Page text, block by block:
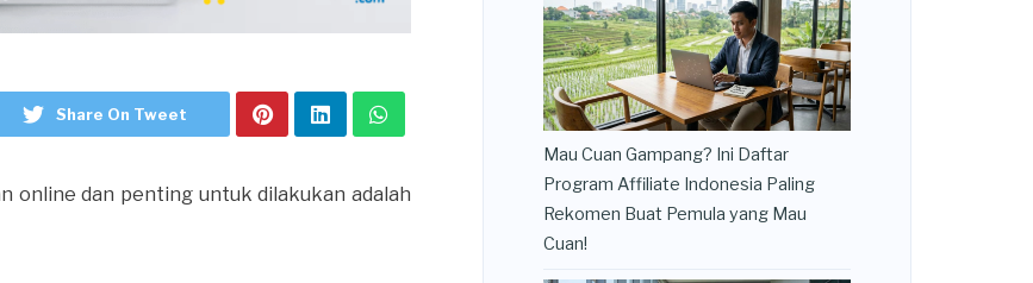
Share On Tweet
online dan penting untuk dilakukan adalah
Mau Cuan Gampang? Ini Daftar
Program Affiliate Indonesia Paling
Rekomen Buat Pemula yang Mau
Cuan!